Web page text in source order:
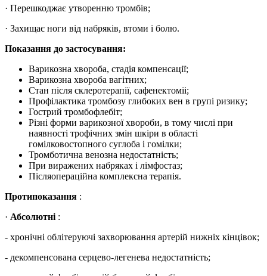
· Перешкоджає утворенню тромбів;
· Захищає ноги від набряків, втоми і болю.
Показання до застосування:
Варикозна хвороба, стадія компенсації;
Варикозна хвороба вагітних;
Стан після склеротерапії, сафенектоміі;
Профілактика тромбозу глибоких вен в групі ризику;
Гострий тромбофлебіт;
Різні форми варикозної хвороби, в тому числі при
наявності трофічних змін шкіри в області
гомілковостопного суглоба і гомілки;
Тромботична венозна недостатність;
При виражених набряках і лімфостаз;
Післяопераційна комплексна терапія.
Протипоказання :
· Абсолютні :
- хронічні облітеруючі захворювання артерій нижніх кінцівок;
- декомпенсована серцево-легенева недостатність;